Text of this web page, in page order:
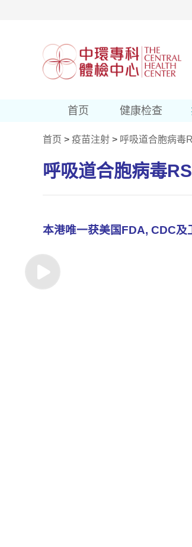
首页 健康检查
首页 > 疫苗注射 > 呼吸道合胞病毒
呼吸道合胞病毒
本港唯一获美国FDA, CDC及